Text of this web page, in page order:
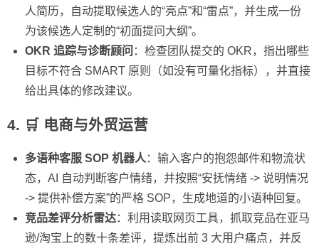
人简历，自动提取候选人的“亮点”和“雷点”，并生成一份
为该候选人定制的“初面提问大纲”。
OKR 追踪与诊断顾问 ：检查团队提交的 OKR，指出哪些
目标不符合 SMART 原则（如没有可量化指标），并直接
给出具体的修改建议。
4. 🛒 电商与外贸运营
多语种客服 SOP 机器人 ：输入客户的抱怨邮件和物流状
态，AI 自动判断客户情绪，并按照“安抚情绪 -> 说明情况
-> 提供补偿方案”的严格 SOP，生成地道的小语种回复。
竞品差评分析雷达：利用读取网页工具，抓取竞品在亚马
逊/淘宝上的数十条差评，提炼出前 3 大用户痛点，并反